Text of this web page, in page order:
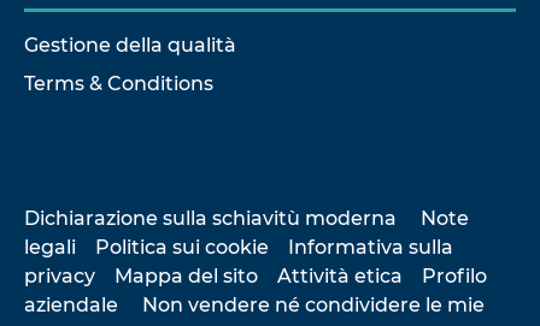
Gestione della qualità
Terms & Conditions
Dichiarazione sulla schiavitù moderna
Note
legali
Politica sui cookie
Informativa sulla
privacy
Mappa del sito Attività etica
Profilo
aziendale
Non vendere né condividere le mie